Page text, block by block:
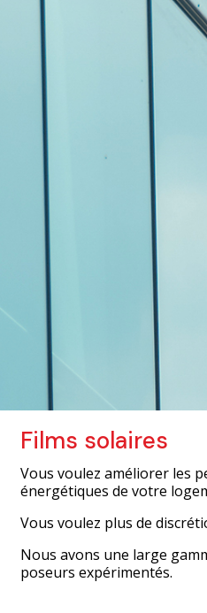
Films solaires
Vous voulez améliorer les
énergétiques de votre
Vous voulez plus de
Nous avons une large
poseurs expérimentés.